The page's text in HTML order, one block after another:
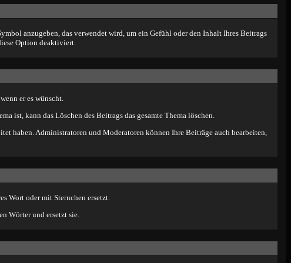
anzugeben, das verwendet wird, um ein Gefühl oder den Inhalt Ihres Beitrags
Option deaktiviert.
er es wünscht.
ist, kann das Löschen des Beitrags das gesamte Thema löschen.
haben. Administratoren und Moderatoren können Ihre Beiträge auch bearbeiten,
Wort oder mit Sternchen ersetzt.
Wörter und ersetzt sie.